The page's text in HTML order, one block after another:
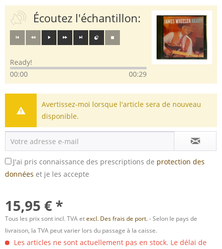
Écoutez l'échantillon:
Ready!
00:00
00:29
Avertissez-moi lorsque l'article sera de nouveau
disponible.
J'ai pris connaissance des prescriptions de protection des
données et je les accepte
15,95 € *
Tous les prix sont incl. TVA etexcl. Des frais de port.- Selon le pays de
livraison, la TVA peut varier lors du passage à la caisse.
Les articles ne sont actuellement pas en stock. Le délai de